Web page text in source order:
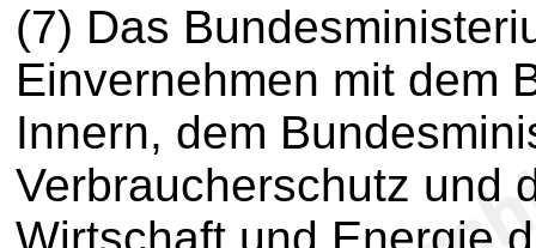
(7) Das
Einvernehmen mit dem
Innern, dem
Verbraucherschutz und